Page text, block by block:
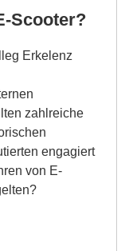
Scooter?
Erkelenz
zahlreiche
engagiert
von E-